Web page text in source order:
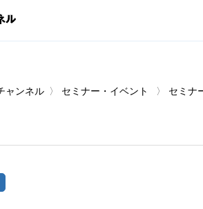
ャンネル セミナー・イベント セミナ